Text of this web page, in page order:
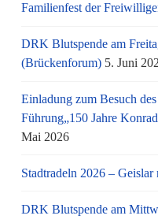
Familienfest der
DRK Blutspende am
(Brückenforum) 5. Juni
Einladung zum Besuch
Führung„150 Jahre
Mai 2026
Stadtradeln 2026 – Geislar
DRK Blutspende am